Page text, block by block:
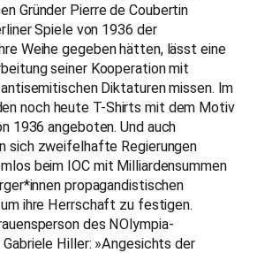
Gründer Pierre de Coubertin
Spiele von 1936 der
Weihe gegeben hätten, lässt eine
seiner Kooperation mit
Diktaturen missen. Im
noch heute T-Shirts mit dem Motiv
1936 angeboten. Und auch
sich zweifelhafte Regierungen
beim IOC mit Milliardensummen
propagandistischen
ihre Herrschaft zu festigen.
des NOlympia-
Hiller: »Angesichts der